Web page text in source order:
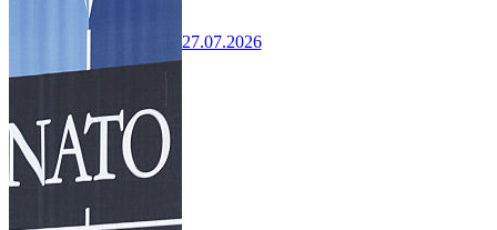
27.07.2026